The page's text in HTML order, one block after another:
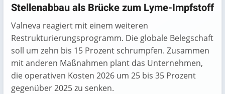
Stellenabbau als Brücke zum Lyme-Impfstoff
Valneva reagiert mit einem weiteren
Restrukturierungsprogramm. Die globale Belegschaft
soll um zehn bis 15 Prozent schrumpfen. Zusammen
mit anderen Maßnahmen plant das Unternehmen,
die operativen Kosten 2026 um 25 bis 35 Prozent
gegenüber 2025 zu senken.